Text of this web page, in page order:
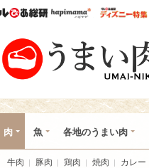
ウレぴあ総研ハピママ*
肉 魚 各地のうまい肉
牛肉 豚肉 鶏肉 焼肉 カレー